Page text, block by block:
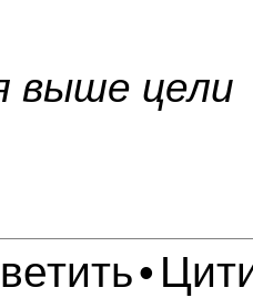
выше цели
•